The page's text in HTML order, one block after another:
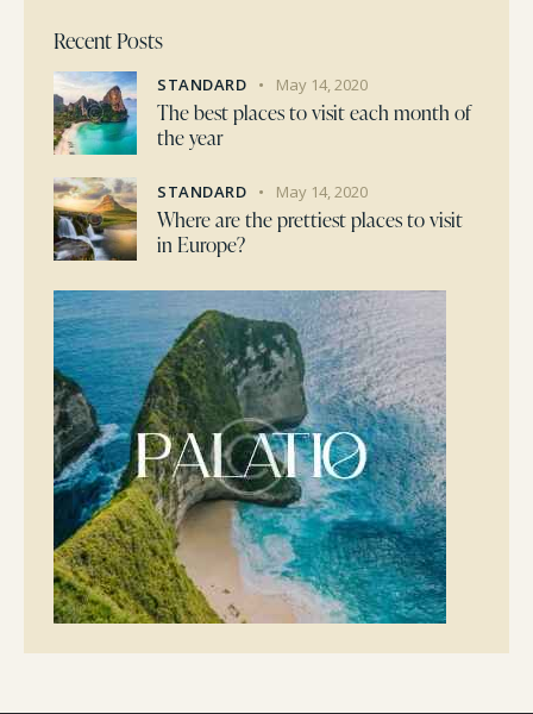
Recent Posts
STANDARD May 14, 2020
The best places to visit each month of
the year
STANDARD May 14, 2020
Where are the prettiest places to visit
in Europe?